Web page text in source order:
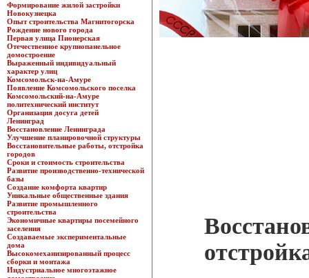
Формирование жилой застройки
Новокузнецка
Опыт строительства Магнитогорска
Рождение нового города
Первая улица Пионерская
Отечественное крупнопанельное
домостроение
Выраженный индивидуальный
характер улиц
Комсомольск-на-Амуре
Появление Комсомольского поселка
Комсомольский-на-Амуре
политехнический институт
Организация досуга детей
Ленинград
Восстановление Ленинграда
Улучшение планировочной структуры
Восстановительные работы, отстройка
городов
Сроки и стоимость строительства
Развитие производственно-технической
базы
Создание комфорта квартир
Уникальные общественные здания
Развитие промышленного
строительства
Экономичные квартиры посемейного
заселения
Создаваемые экспериментальные
дома
Высокомеханизированный процесс
сборки и монтажа
Индустриальное многоэтажное